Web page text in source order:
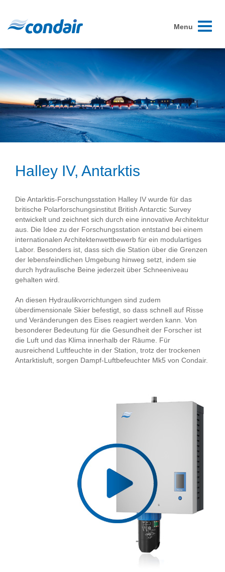
Toggle
Menu
Halley IV, Antarktis
Die Antarktis-Forschungsstation Halley IV wurde für das
britische Polarforschungsinstitut British Antarctic Survey
entwickelt und zeichnet sich durch eine innovative Architektur
aus. Die Idee zu der Forschungsstation entstand bei einem
internationalen Architektenwettbewerb für ein modulartiges
Labor. Besonders ist, dass sich die Station über die Grenzen
der lebensfeindlichen Umgebung hinweg setzt, indem sie
durch hydraulische Beine jederzeit über Schneeniveau
gehalten wird.
An diesen Hydraulikvorrichtungen sind zudem
überdimensionale Skier befestigt, so dass schnell auf Risse
und Veränderungen des Eises reagiert werden kann. Von
besonderer Bedeutung für die Gesundheit der Forscher ist
die Luft und das Klima innerhalb der Räume. Für
ausreichend Luftfeuchte in der Station, trotz der trockenen
Antarktisluft, sorgen Dampf-Luftbefeuchter Mk5 von Condair.